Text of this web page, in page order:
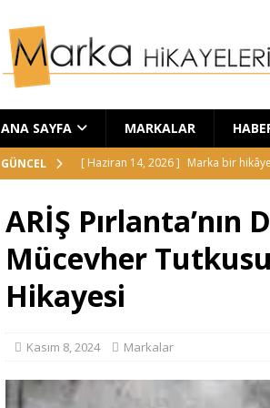
ANA SAYFA MARKALAR
GÜNCEL [ Haziran 14, 2026 ] Marka bir
[ Haziran 4, 2026 ] Nothing
[ Mayıs 25, 2026 ] Camper
[ Haziran 18, 2026 ]
ARİŞ Pırlanta’nın
Mücevher
Hikayesi
Kasım 8, 2024 Markalar